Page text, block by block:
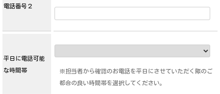
電話番号２
平日に電話可能
な時間帯
※担当者から確認のお電話を平日にさせていただく際のご
都合の良い時間帯を選択してください。